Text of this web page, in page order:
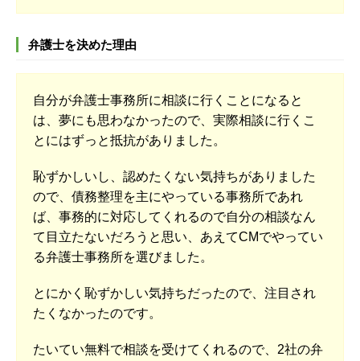
弁護士を決めた理由
自分が弁護士事務所に相談に行くことになると
は、夢にも思わなかったので、実際相談に行くこ
とにはずっと抵抗がありました。
恥ずかしいし、認めたくない気持ちがありました
ので、債務整理を主にやっている事務所であれ
ば、事務的に対応してくれるので自分の相談なん
て目立たないだろうと思い、あえてCMでやってい
る弁護士事務所を選びました。
とにかく恥ずかしい気持ちだったので、注目され
たくなかったのです。
たいてい無料で相談を受けてくれるので、2社の弁